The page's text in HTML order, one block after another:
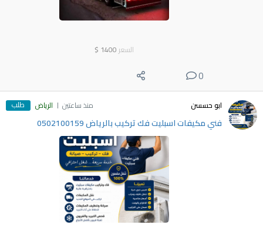
السعر 1400
$
0
ابو حسسن منذ ساعتين الرياض طلب
فني مكيفات اسبليت فك تركيب بالرياض 0502100159